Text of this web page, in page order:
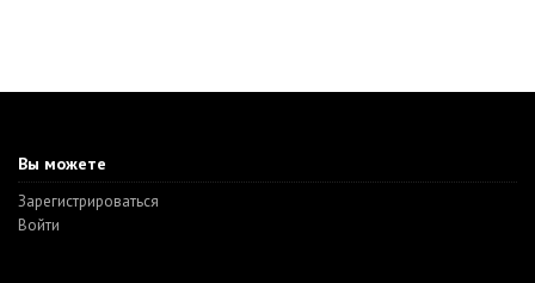
Вы можете
Зарегистрироваться
Войти